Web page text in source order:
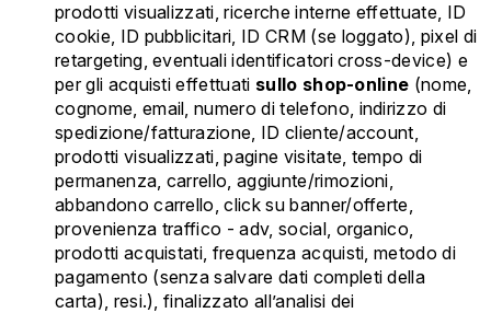
prodotti visualizzati, ricerche interne effettuate, ID
cookie, ID pubblicitari, ID CRM (se loggato), pixel di
retargeting, eventuali identificatori cross-device) e
per gli acquisti effettuati sullo shop-online (nome,
cognome, email, numero di telefono, indirizzo di
spedizione/fatturazione, ID cliente/account,
prodotti visualizzati, pagine visitate, tempo di
permanenza, carrello, aggiunte/rimozioni,
abbandono carrello, click su banner/offerte,
provenienza traffico - adv, social, organico,
prodotti acquistati, frequenza acquisti, metodo di
pagamento (senza salvare dati completi della
carta), resi.), finalizzato all’analisi dei